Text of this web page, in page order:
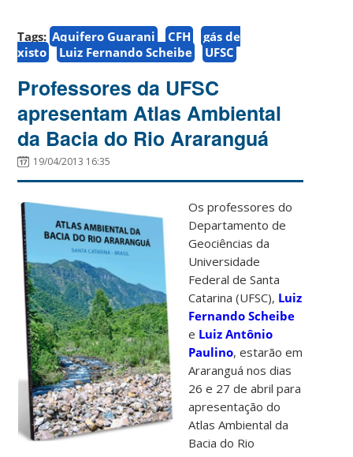
Tags: Aquifero Guarani CFH
gás de
xisto
Luiz Fernando Scheibe UFSC
Professores da UFSC
apresentam Atlas Ambiental
da Bacia do Rio Araranguá
19/04/2013 16:35
Os professores do
Departamento de
Geociências da
Universidade
Federal de Santa
Catarina (UFSC), Luiz
Fernando Scheibe
e Luiz Antônio
Paulino, estarão em
Araranguá nos dias
26 e 27 de abril para
apresentação do
Atlas Ambiental da
Bacia do Rio